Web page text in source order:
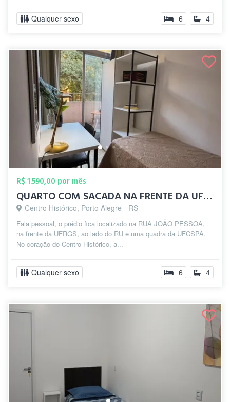
Qualquer sexo 6 4
R$ 1.590,00 por mês
QUARTO COM SACADA NA FRENTE DA UFRGS
Centro Histórico, Porto Alegre - RS
Fala pessoal, o prédio fica localizado na RUA JOÃO PESSOA,
na frente da UFRGS, ao lado do RU e uma quadra da UFCSPA.
No coração do Centro Histórico, a...
Qualquer sexo 6 4